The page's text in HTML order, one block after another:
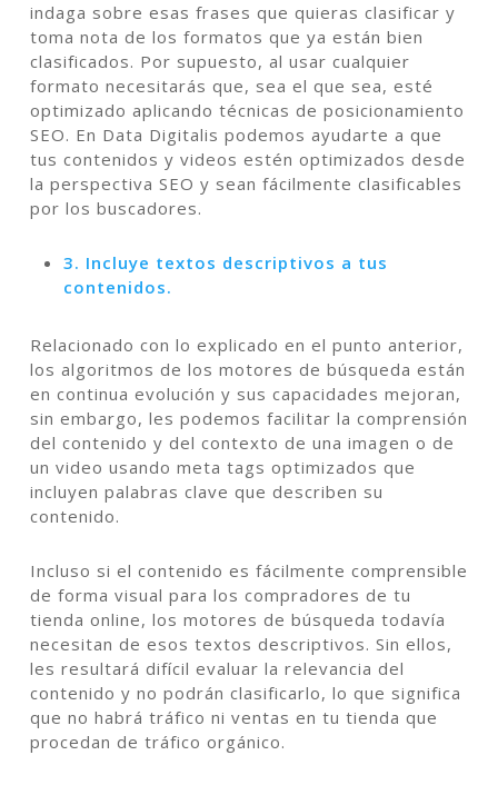
indaga sobre esas frases que quieras clasificar y
toma nota de los formatos que ya están bien
clasificados. Por supuesto, al usar cualquier
formato necesitarás que, sea el que sea, esté
optimizado aplicando técnicas de posicionamiento
SEO. En Data Digitalis podemos ayudarte a que
tus contenidos y videos estén optimizados desde
la perspectiva SEO y sean fácilmente clasificables
por los buscadores.
3. Incluye textos descriptivos a tus
contenidos.
Relacionado con lo explicado en el punto anterior,
los algoritmos de los motores de búsqueda están
en continua evolución y sus capacidades mejoran,
sin embargo, les podemos facilitar la comprensión
del contenido y del contexto de una imagen o de
un video usando meta tags optimizados que
incluyen palabras clave que describen su
contenido.
Incluso si el contenido es fácilmente comprensible
de forma visual para los compradores de tu
tienda online, los motores de búsqueda todavía
necesitan de esos textos descriptivos. Sin ellos,
les resultará difícil evaluar la relevancia del
contenido y no podrán clasificarlo, lo que significa
que no habrá tráfico ni ventas en tu tienda que
procedan de tráfico orgánico.